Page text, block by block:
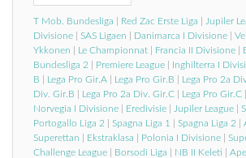
T Mob. Bundesliga Red Zac Erste Liga Jupiler
Divisione
SAS Ligaen Danimarca I Divisione
Ykkonen
Le Championnat Francia II Divisione
Bundesliga 2
Premiere League Inghilterra I
B
Lega Pro Gir.A Lega Pro Gir.B Lega Pro 2a
Div. Gir.B
Lega Pro 2a Div. Gir.C Lega Pro Gir.C
Norvegia I Divisione
Eredivisie Jupiler League
Portogallo Liga 2
Spagna Liga 1 Spagna Liga 2
Superettan
Ekstraklasa Polonia I Divisione
Challenge League
Borsodi Liga NB II Keleti